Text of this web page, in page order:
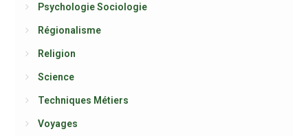
Psychologie Sociologie
Régionalisme
Religion
Science
Techniques Métiers
Voyages